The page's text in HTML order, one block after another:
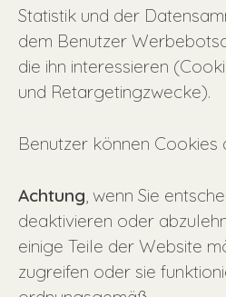
Statistik und der
dem Benutzer
die ihn interessieren
und Retargetingzwecke).
Benutzer können Cookies
Achtung, wenn Sie
deaktivieren oder
einige Teile der Website
zugreifen oder sie